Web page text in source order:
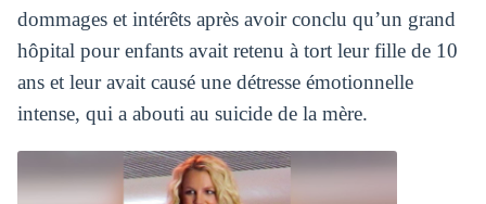
dommages et intérêts après avoir conclu qu’un grand
hôpital pour enfants avait retenu à tort leur fille de 10
ans et leur avait causé une détresse émotionnelle
intense, qui a abouti au suicide de la mère.